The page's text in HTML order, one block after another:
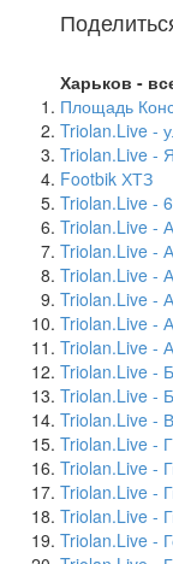
Харьков -
Площадь
Triolan.Live -
Triolan.Live -
Footbik ХТЗ
Triolan.Live -
Triolan.Live -
Triolan.Live -
Triolan.Live -
Triolan.Live -
Triolan.Live -
Triolan.Live -
Triolan.Live -
Triolan.Live -
Triolan.Live -
Triolan.Live -
Triolan.Live -
Triolan.Live -
Triolan.Live -
Triolan.Live -